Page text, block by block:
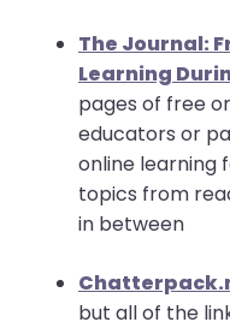
The Journal:
Learning
pages of free
educators or
online learning
topics from
in between
but all of the